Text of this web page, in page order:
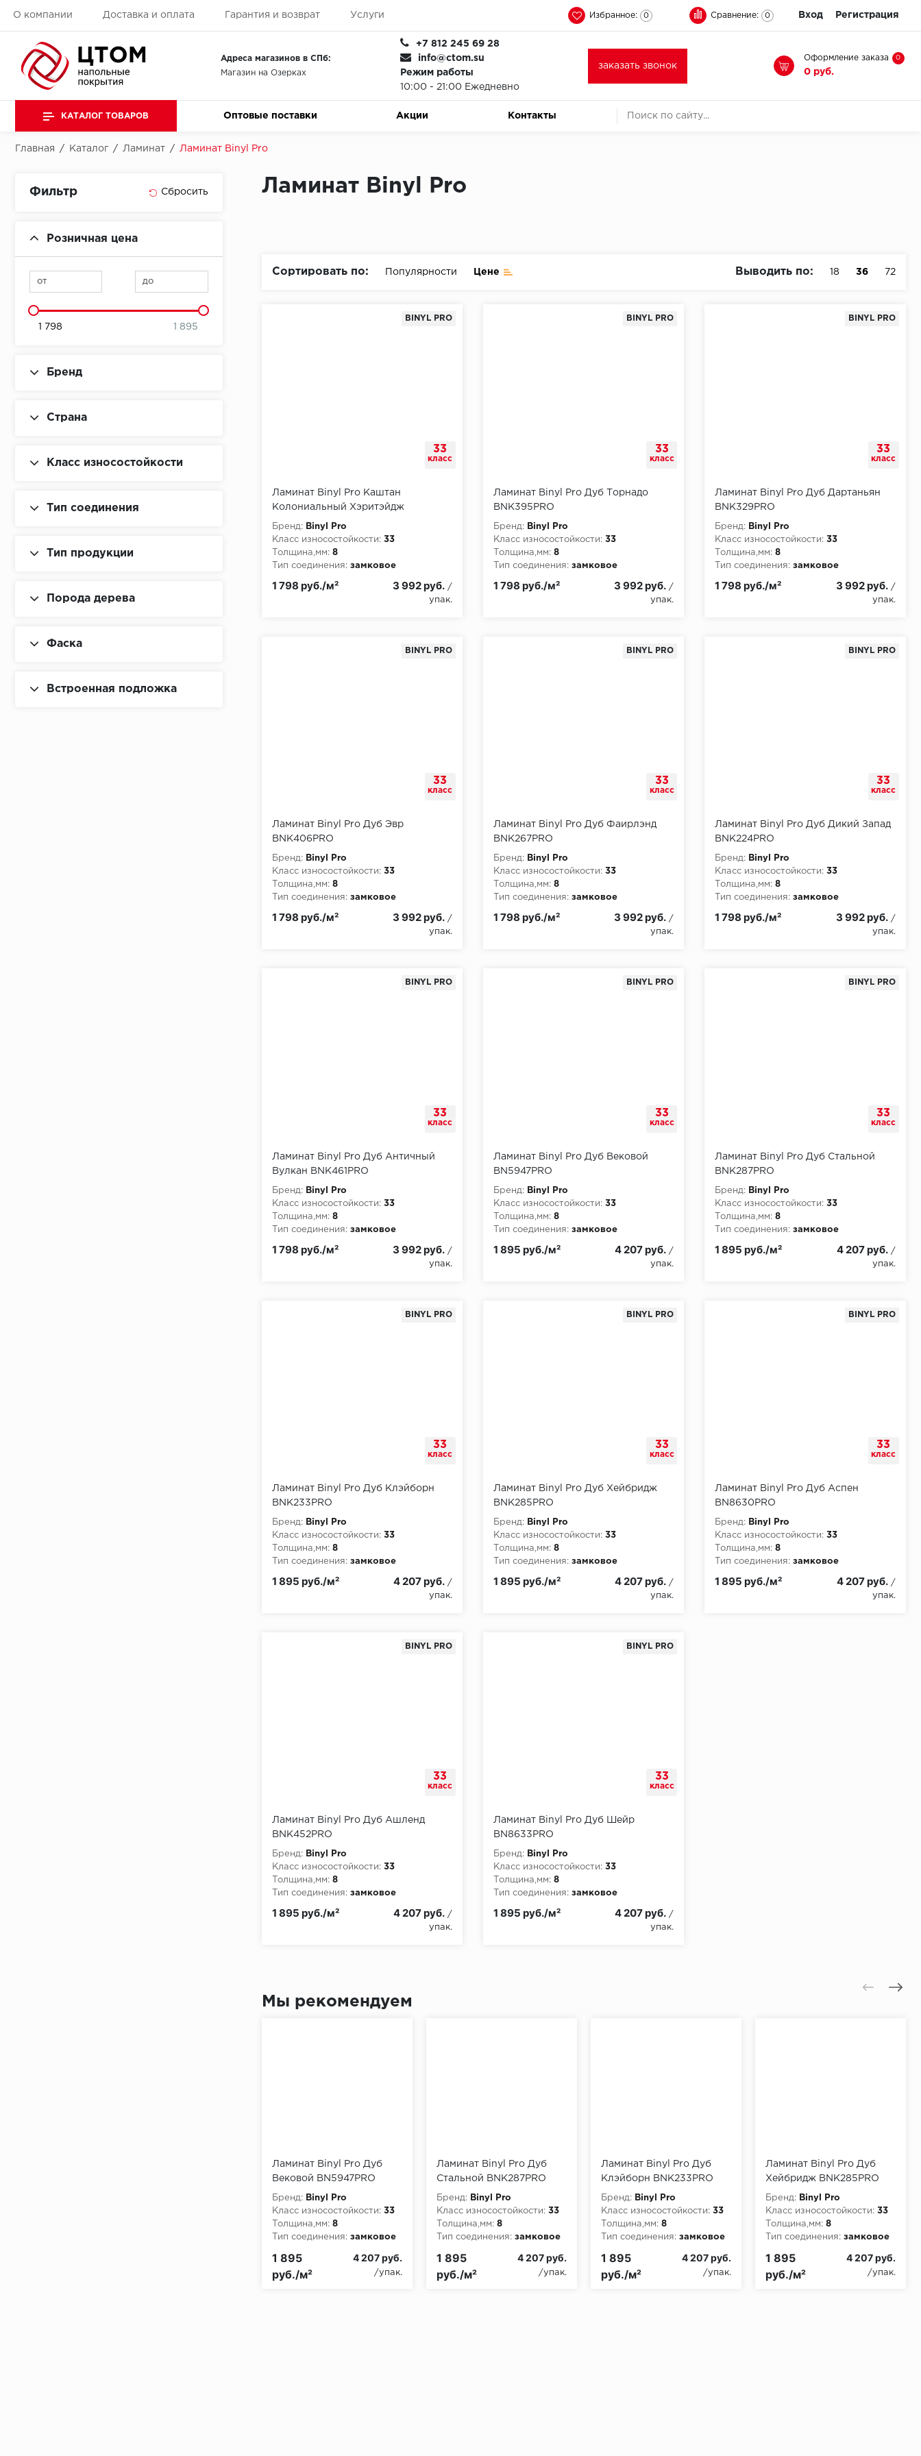
О компании Доставка и оплата Гарантия и возврат Услуги Избранное: 0 Сравнение: 0 Вход Регистрация
Адреса магазинов в СПб:
Магазин на Озерках
+7 812 245 69 28
info@ctom.su
Режим работы
10:00 - 21:00 Ежедневно
заказать звонок
Оформление заказа 0
0 руб.
КАТАЛОГ ТОВАРОВ Оптовые поставки Акции Контакты
Главная / Каталог / Ламинат / Ламинат Binyl Pro
Фильтр
Розничная цена
от до
1 798 1 895
Бренд
Страна
Класс износостойкости
Тип соединения
Тип продукции
Порода дерева
Фаска
Встроенная подложка
Ламинат Binyl Pro
Сортировать по: Популярности Цене Выводить по: 18 36 72
33
класс
BINYL PRO
Ламинат Binyl Pro Каштан
Колониальный Хэритэйдж
BNK480PRO
Бренд:
Binyl Pro
Класс износостойкости: 33
Толщина,мм: 8
Тип соединения: замковое
1 798 руб./м² 3 992 руб. /
упак.
33
класс
BINYL PRO
Ламинат Binyl Pro Дуб Торнадо
BNK395PRO
Бренд:
Binyl Pro
Класс износостойкости: 33
Толщина,мм: 8
Тип соединения: замковое
1 798 руб./м² 3 992 руб. /
упак.
33
класс
BINYL PRO
Ламинат Binyl Pro Дуб Дартаньян
BNK329PRO
Бренд:
Binyl Pro
Класс износостойкости: 33
Толщина,мм: 8
Тип соединения: замковое
1 798 руб./м² 3 992 руб. /
упак.
33
класс
BINYL PRO
Ламинат Binyl Pro Дуб Эвр
BNK406PRO
Бренд:
Binyl Pro
Класс износостойкости: 33
Толщина,мм: 8
Тип соединения: замковое
1 798 руб./м² 3 992 руб. /
упак.
33
класс
BINYL PRO
Ламинат Binyl Pro Дуб Фаирлэнд
BNK267PRO
Бренд:
Binyl Pro
Класс износостойкости: 33
Толщина,мм: 8
Тип соединения: замковое
1 798 руб./м² 3 992 руб. /
упак.
33
класс
BINYL PRO
Ламинат Binyl Pro Дуб Дикий Запад
BNK224PRO
Бренд:
Binyl Pro
Класс износостойкости: 33
Толщина,мм: 8
Тип соединения: замковое
1 798 руб./м² 3 992 руб. /
упак.
33
класс
BINYL PRO
Ламинат Binyl Pro Дуб Античный
Вулкан BNK461PRO
Бренд:
Binyl Pro
Класс износостойкости: 33
Толщина,мм: 8
Тип соединения: замковое
1 798 руб./м² 3 992 руб. /
упак.
33
класс
BINYL PRO
Ламинат Binyl Pro Дуб Вековой
BN5947PRO
Бренд:
Binyl Pro
Класс износостойкости: 33
Толщина,мм: 8
Тип соединения: замковое
1 895 руб./м² 4 207 руб. /
упак.
33
класс
BINYL PRO
Ламинат Binyl Pro Дуб Стальной
BNK287PRO
Бренд:
Binyl Pro
Класс износостойкости: 33
Толщина,мм: 8
Тип соединения: замковое
1 895 руб./м² 4 207 руб. /
упак.
33
класс
BINYL PRO
Ламинат Binyl Pro Дуб Клэйборн
BNK233PRO
Бренд:
Binyl Pro
Класс износостойкости: 33
Толщина,мм: 8
Тип соединения: замковое
1 895 руб./м² 4 207 руб. /
упак.
33
класс
BINYL PRO
Ламинат Binyl Pro Дуб Хейбридж
BNK285PRO
Бренд:
Binyl Pro
Класс износостойкости: 33
Толщина,мм: 8
Тип соединения: замковое
1 895 руб./м² 4 207 руб. /
упак.
33
класс
BINYL PRO
Ламинат Binyl Pro Дуб Аспен
BN8630PRO
Бренд:
Binyl Pro
Класс износостойкости: 33
Толщина,мм: 8
Тип соединения: замковое
1 895 руб./м² 4 207 руб. /
упак.
33
класс
BINYL PRO
Ламинат Binyl Pro Дуб Ашленд
BNK452PRO
Бренд:
Binyl Pro
Класс износостойкости: 33
Толщина,мм: 8
Тип соединения: замковое
1 895 руб./м² 4 207 руб. /
упак.
33
класс
BINYL PRO
Ламинат Binyl Pro Дуб Шейр
BN8633PRO
Бренд:
Binyl Pro
Класс износостойкости: 33
Толщина,мм: 8
Тип соединения: замковое
1 895 руб./м² 4 207 руб. /
упак.
Мы рекомендуем
Ламинат Binyl Pro Дуб
Вековой BN5947PRO
Бренд:
Binyl Pro
Класс износостойкости: 33
Толщина,мм: 8
Тип соединения: замковое
1 895
руб./м²
4 207 руб.
/упак.
Ламинат Binyl Pro Дуб
Стальной BNK287PRO
Бренд:
Binyl Pro
Класс износостойкости: 33
Толщина,мм: 8
Тип соединения: замковое
1 895
руб./м²
4 207 руб.
/упак.
Ламинат Binyl Pro Дуб
Клэйборн BNK233PRO
Бренд:
Binyl Pro
Класс износостойкости: 33
Толщина,мм: 8
Тип соединения: замковое
1 895
руб./м²
4 207 руб.
/упак.
Ламинат Binyl Pro Дуб
Хейбридж BNK285PRO
Бренд:
Binyl Pro
Класс износостойкости: 33
Толщина,мм: 8
Тип соединения: замковое
1 895
руб./м²
4 207 руб.
/упак.